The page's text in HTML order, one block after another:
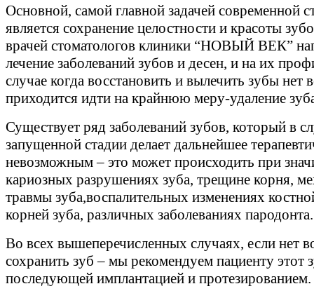
Основной, самой главной задачей современной
является сохранение целостности и красоты
врачей стоматологов клиники “НОВЫЙ ВЕК”
лечение заболеваний зубов и десен, и на их
случае когда восстановить и вылечить зубы нет
приходится идти на крайнюю меру-удаление
Существует ряд заболеваний зубов, который в
запущенной стадии делает дальнейшее
невозможным – это может происходить при
кариозных разрушениях зуба, трещине корня,
травмы зуба,воспалительных изменениях
корней зуба, различных заболеваниях пародонта.
Во всех вышеперечисленных случаях, если нет
сохранить зуб – мы рекомендуем пациенту этот
последующей имплантацией и протезированием.